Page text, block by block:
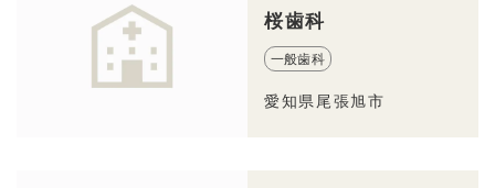
桜歯科
一般歯科
愛知県尾張旭市